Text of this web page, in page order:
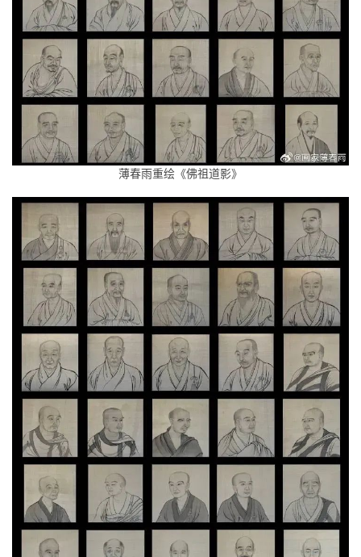
薄春雨重绘《佛祖道影》